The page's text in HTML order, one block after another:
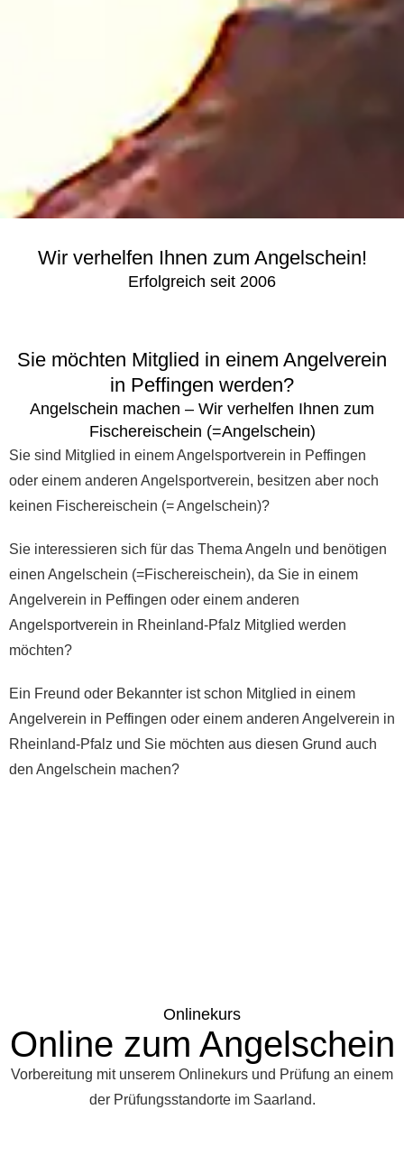
Wir verhelfen Ihnen zum Angelschein!
Erfolgreich seit 2006
Sie möchten Mitglied in einem Angelverein
in Peffingen werden?
Angelschein machen – Wir verhelfen Ihnen zum
Fischereischein (=Angelschein)
Sie sind Mitglied in einem Angelsportverein in Peffingen
oder einem anderen Angelsportverein, besitzen aber noch
keinen Fischereischein (= Angelschein)?
Sie interessieren sich für das Thema Angeln und benötigen
einen Angelschein (=Fischereischein), da Sie in einem
Angelverein in Peffingen oder einem anderen
Angelsportverein in Rheinland-Pfalz Mitglied werden
möchten?
Ein Freund oder Bekannter ist schon Mitglied in einem
Angelverein in Peffingen oder einem anderen Angelverein in
Rheinland-Pfalz und Sie möchten aus diesen Grund auch
den Angelschein machen?
Onlinekurs
Online zum Angelschein
Vorbereitung mit unserem Onlinekurs und Prüfung an einem
der Prüfungsstandorte im Saarland.